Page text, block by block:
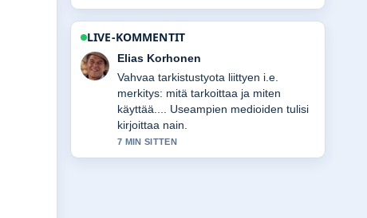
LIVE-KOMMENTIT
Noora Niemi
Hyva yhteenveto aiheesta i.e. meaning
– Mitä i.e. tarkoittaa ja.... Tama on
tahan mennessa selkein kooste
tanaan.
9 MIN SITTEN